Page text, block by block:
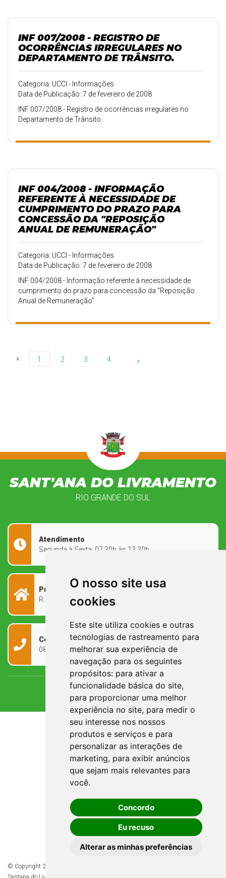
O nosso site usa
cookies
Este site utiliza cookies e outras
tecnologias de rastreamento para
melhorar sua experiência de
navegação para os seguintes
propósitos: para ativar a
funcionalidade básica do site,
para proporcionar uma melhor
experiência no site, para medir o
seu interesse nos nossos
produtos e serviços e para
personalizar as interações de
marketing, para exibir anúncios
que sejam mais relevantes para
você.
Concordo
Eu recuso
Alterar as minhas preferências
INF 007/2008 - REGISTRO DE
OCORRÊNCIAS IRREGULARES NO
DEPARTAMENTO DE TRÂNSITO.
Categoria: UCCI - Informações
Data de Publicação: 7 de fevereiro de 2008
INF 007/2008 - Registro de ocorrências irregulares no
Departamento de Trânsito.
INF 004/2008 - INFORMAÇÃO
REFERENTE À NECESSIDADE DE
CUMPRIMENTO DO PRAZO PARA
CONCESSÃO DA "REPOSIÇÃO
ANUAL DE REMUNERAÇÃO"
Categoria: UCCI - Informações
Data de Publicação: 7 de fevereiro de 2008
INF 004/2008 - Informação referente à necessidade de
cumprimento do prazo para concessão da "Reposição
Anual de Remuneração"
« 1 2 3 4 »
SANT'ANA DO LIVRAMENTO
RIO GRANDE DO SUL
Atendimento
Segunda à Sexta: 07:30h às 13:30h
Prefeitura Municipal
R. Rivadávia Corrêa, 858 - Centro - RS, 97573-010
Contato
0800 090 2050
© Copyright 2026 - Todos os direitos reservados à Prefeitura de